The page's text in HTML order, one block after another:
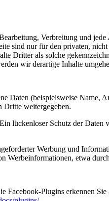
Verbreitung und
sind nur für den privaten,
Dritter als solche
wir derartige Inhalte
Daten (beispielsweise Name,
Dritte weitergegeben.
lückenloser Schutz der
Werbung und
Werbeinformationen, etwa
Plugins erkennen